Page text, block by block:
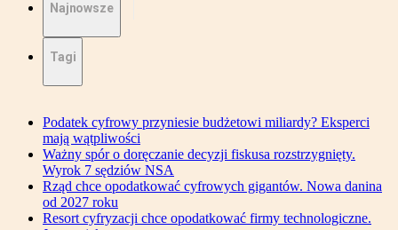
Najnowsze
Tagi
Podatek cyfrowy przyniesie budżetowi miliardy? Eksperci
mają wątpliwości
Ważny spór o doręczanie decyzji fiskusa rozstrzygnięty.
Wyrok 7 sędziów NSA
Rząd chce opodatkować cyfrowych gigantów. Nowa danina
od 2027 roku
Resort cyfryzacji chce opodatkować firmy technologiczne.